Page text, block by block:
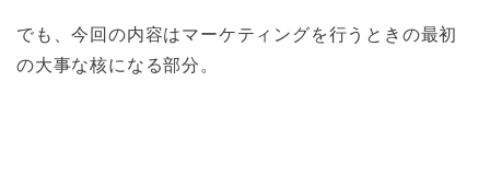
でも、今回の内容はマーケティングを行うときの最初
の大事な核になる部分。